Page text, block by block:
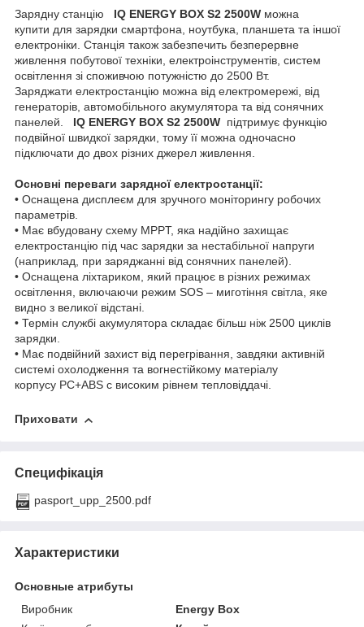
Зарядну станцію IQ ENERGY BOX S2 2500W можна
купити для зарядки смартфона, ноутбука, планшета та іншої
електроніки. Станція також забезпечить безперервне
живлення побутової техніки, електроінструментів, систем
освітлення зі споживчою потужністю до 2500 Вт.
Заряджати електростанцію можна від електромережі, від
генераторів, автомобільного акумулятора та від сонячних
панелей.
IQ ENERGY BOX S2 2500W підтримує функцію
подвійної швидкої зарядки, тому її можна одночасно
підключати до двох різних джерел живлення.
Основні переваги зарядної електростанції:
• Оснащена дисплеєм для зручного моніторингу робочих
параметрів.
• Має вбудовану схему MPPT, яка надійно захищає
електростанцію під час зарядки за нестабільної напруги
(наприклад, при заряджанні від сонячних панелей).
• Оснащена ліхтариком, який працює в різних режимах
освітлення, включаючи режим SOS – миготіння світла, яке
видно з великої відстані.
• Термін службі акумулятора складає більш ніж 2500 циклів
зарядки.
• Має подвійний захист від перегрівання, завдяки активній
системі охолодження та вогнестійкому матеріалу
корпусу PC+ABS с високим рівнем тепловіддачі.
Приховати
Специфікація
pasport_upp_2500.pdf
Характеристики
Основные атрибуты
Виробник
Energy Box